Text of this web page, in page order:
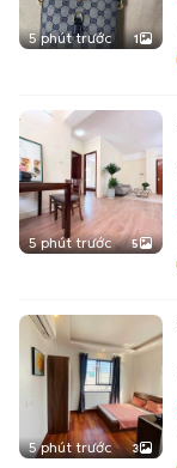
5 phút trước 1
5 phút trước 5
5 phút trước 3